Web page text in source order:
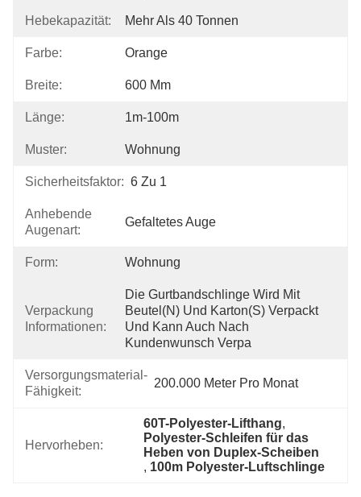
Hebekapazität: Mehr Als 40 Tonnen
Farbe: Orange
Breite: 600 Mm
Länge: 1m-100m
Muster: Wohnung
Sicherheitsfaktor: 6 Zu 1
Anhebende
Augenart:
Gefaltetes Auge
Form: Wohnung
Verpackung
Informationen:
Die Gurtbandschlinge Wird Mit
Beutel(n) Und Karton(s) Verpackt
Und Kann Auch Nach
Kundenwunsch Verpa
Versorgungsmaterial-
Fähigkeit:
200.000 Meter Pro Monat
Hervorheben:
60T-Polyester-Lifthang,
Polyester-Schleifen für das
Heben von Duplex-Scheiben
, 100m Polyester-Luftschlinge